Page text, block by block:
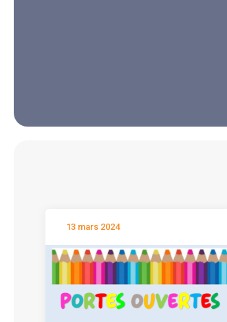
13 mars 2024